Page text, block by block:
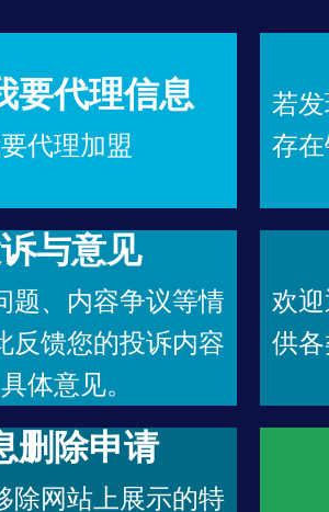
要代理信息
代理加盟
若
存
与意见
题、内容争议等情
反馈您的投诉内容
体意见。
欢
供
删除申请
除网站上展示的特